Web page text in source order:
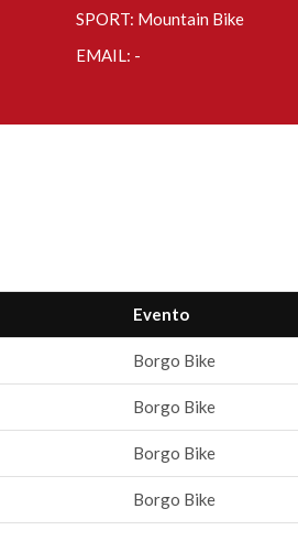
SPORT: Mountain Bike
EMAIL: -
Evento
Borgo Bike
Borgo Bike
Borgo Bike
Borgo Bike